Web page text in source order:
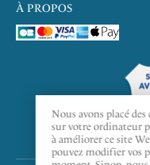
Nous avons placé des
sur votre ordinateur
à améliorer ce site
pouvez modifier vos
À PROPOS